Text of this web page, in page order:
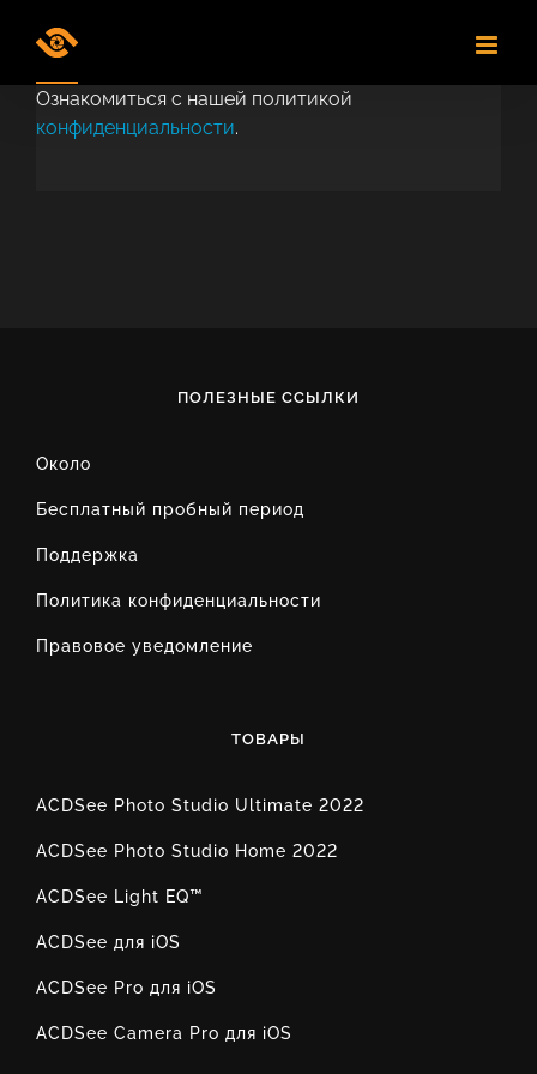
Ознакомиться с нашей политикой
конфиденциальности.
ПОЛЕЗНЫЕ ССЫЛКИ
Около
Бесплатный пробный период
Поддержка
Политика конфиденциальности
Правовое уведомление
ТОВАРЫ
ACDSee Photo Studio Ultimate 2022
ACDSee Photo Studio Home 2022
ACDSee Light EQ™
ACDSee для iOS
ACDSee Pro для iOS
ACDSee Camera Pro для iOS